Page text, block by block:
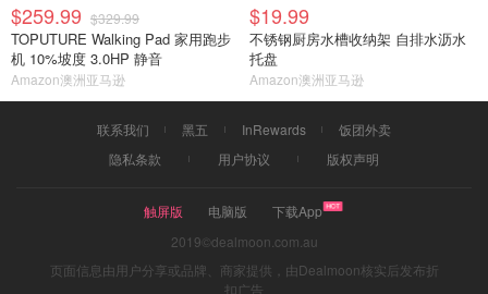
$259.99 $329.99
TOPUTURE Walking Pad 家用跑步
机 10%坡度 3.0HP 静音
Amazon澳洲亚马逊
$19.99
不锈钢厨房水槽收纳架 自排水沥水
托盘
Amazon澳洲亚马逊
联系我们 黑五 InRewards
饭团外卖
隐私条款
用户协议 版权声明
触屏版 电脑版
下载App
2019©dealmoon.com.au
页面信息由用户分享或品牌、商家提供，由Dealmoon核实后发布折
扣广告